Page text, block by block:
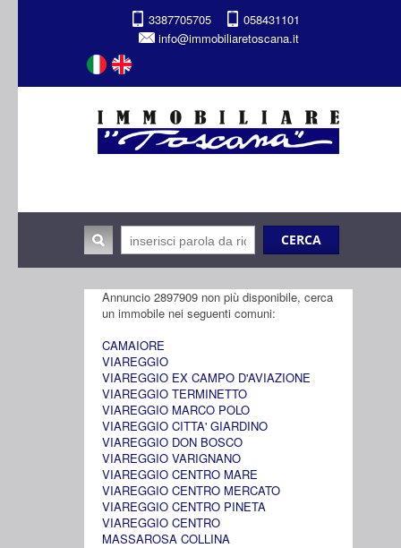
3387705705
058431101
info@immobiliaretoscana.it
Annuncio 2897909 non più disponibile, cerca
un immobile nei seguenti comuni:
CAMAIORE
VIAREGGIO
VIAREGGIO EX CAMPO D'AVIAZIONE
VIAREGGIO TERMINETTO
VIAREGGIO MARCO POLO
VIAREGGIO CITTA' GIARDINO
VIAREGGIO DON BOSCO
VIAREGGIO VARIGNANO
VIAREGGIO CENTRO MARE
VIAREGGIO CENTRO MERCATO
VIAREGGIO CENTRO PINETA
VIAREGGIO CENTRO
MASSAROSA COLLINA